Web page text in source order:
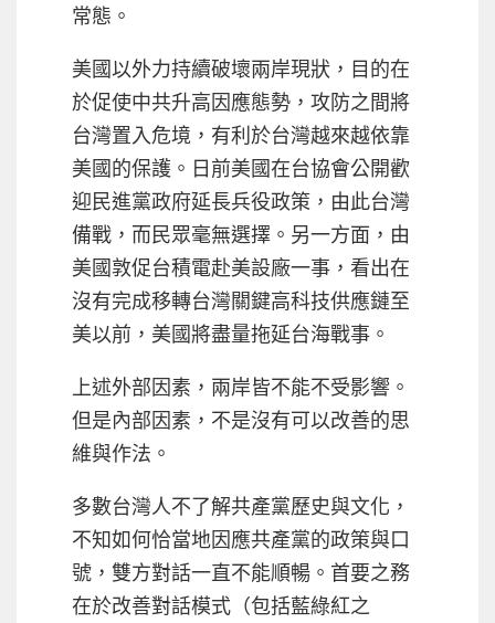
常態。
美國以外力持續破壞兩岸現狀，目的在
於促使中共升高因應態勢，攻防之間將
台灣置入危境，有利於台灣越來越依靠
美國的保護。日前美國在台協會公開歡
迎民進黨政府延長兵役政策，由此台灣
備戰，而民眾毫無選擇。另一方面，由
美國敦促台積電赴美設廠一事，看出在
沒有完成移轉台灣關鍵高科技供應鏈至
美以前，美國將盡量拖延台海戰事。
上述外部因素，兩岸皆不能不受影響。
但是內部因素，不是沒有可以改善的思
維與作法。
多數台灣人不了解共產黨歷史與文化，
不知如何恰當地因應共產黨的政策與口
號，雙方對話一直不能順暢。首要之務
在於改善對話模式（包括藍綠紅之